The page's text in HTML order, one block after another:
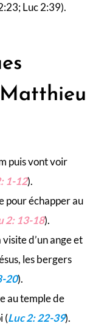
Luc 2:39).
puis vont voir
1-12).
pour échapper au
2: 13-18).
d’un ange et
les bergers
20).
au temple de
(Luc 2: 22-39).